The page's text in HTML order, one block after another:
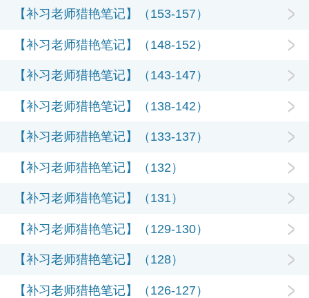
【补习老师猎艳笔记】（153-157）
【补习老师猎艳笔记】（148-152）
【补习老师猎艳笔记】（143-147）
【补习老师猎艳笔记】（138-142）
【补习老师猎艳笔记】（133-137）
【补习老师猎艳笔记】（132）
【补习老师猎艳笔记】（131）
【补习老师猎艳笔记】（129-130）
【补习老师猎艳笔记】（128）
【补习老师猎艳笔记】（126-127）